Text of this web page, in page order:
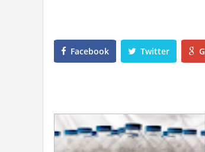
Facebook Twitter